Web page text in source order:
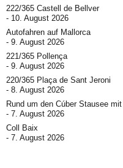
222/365 Castell de Bellver
10. August 2026
Autofahren auf Mallorca
9. August 2026
221/365 Pollença
9. August 2026
220/365 Plaça de Sant Jeroni
8. August 2026
Rund um den Cúber Stausee
7. August 2026
Coll Baix
7. August 2026